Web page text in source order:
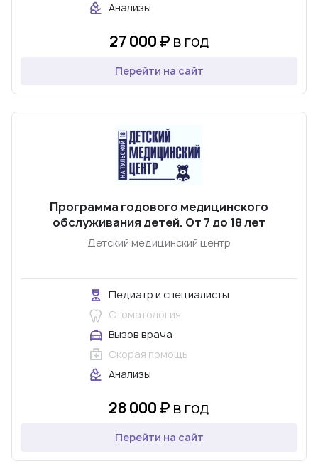
Анализы
27 000 ₽ в год
Перейти на сайт
Программа годового медицинского
обслуживания детей. От 7 до 18 лет
Детский медицинский центр
Педиатр и специалисты
Стоматология
Вызов врача
Скорая помощь
Анализы
28 000 ₽ в год
Перейти на сайт